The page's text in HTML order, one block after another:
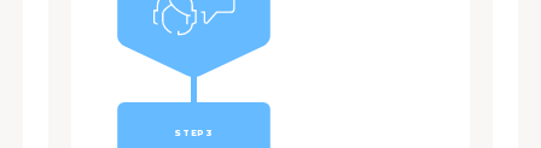
STEP3